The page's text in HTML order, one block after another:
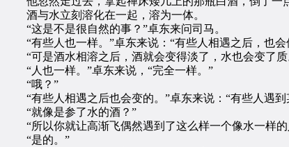
酒与水立刻溶化在一起，溶为一体。
“这是不是很自然的事？”卓东来问司马。
“有些人也一样。”卓东来说：“有些人相遇之后，也会
“可是酒水相溶之后，酒就会变得淡了，水也会变了质
“人也一样。”卓东来说，“完全一样。”
“哦？”
“有些人相遇之后也会变的。”卓东来说：“有些人遇到
“就像是参了水的酒？”
“所以你就让高渐飞偶然遇到了这么样一个像水一样的
“是的。”